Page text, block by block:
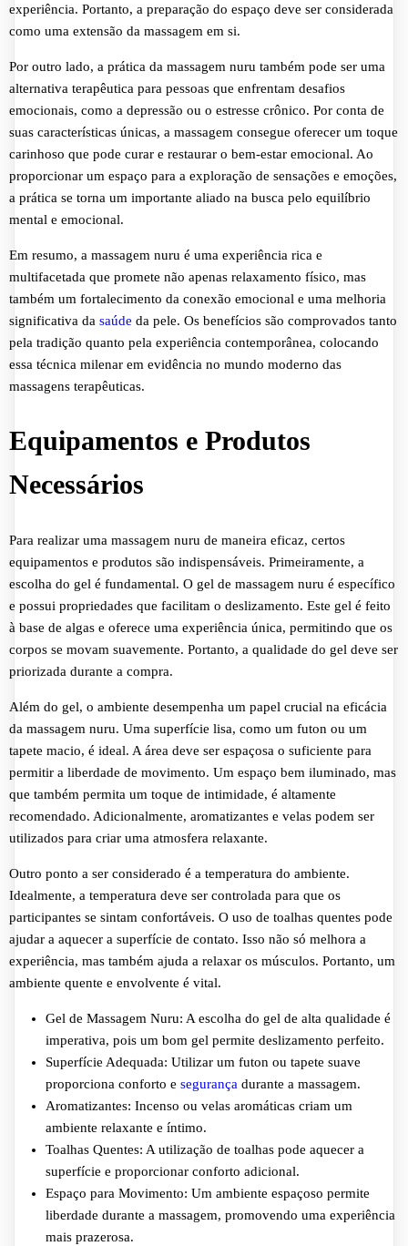
experiência. Portanto, a preparação do espaço deve ser considerada
como uma extensão da massagem em si.
Por outro lado, a prática da massagem nuru também pode ser uma
alternativa terapêutica para pessoas que enfrentam desafios
emocionais, como a depressão ou o estresse crônico. Por conta de
suas características únicas, a massagem consegue oferecer um toque
carinhoso que pode curar e restaurar o bem-estar emocional. Ao
proporcionar um espaço para a exploração de sensações e emoções,
a prática se torna um importante aliado na busca pelo equilíbrio
mental e emocional.
Em resumo, a massagem nuru é uma experiência rica e
multifacetada que promete não apenas relaxamento físico, mas
também um fortalecimento da conexão emocional e uma melhoria
significativa da saúde da pele. Os benefícios são comprovados tanto
pela tradição quanto pela experiência contemporânea, colocando
essa técnica milenar em evidência no mundo moderno das
massagens terapêuticas.
Equipamentos e Produtos
Necessários
Para realizar uma massagem nuru de maneira eficaz, certos
equipamentos e produtos são indispensáveis. Primeiramente, a
escolha do gel é fundamental. O gel de massagem nuru é específico
e possui propriedades que facilitam o deslizamento. Este gel é feito
à base de algas e oferece uma experiência única, permitindo que os
corpos se movam suavemente. Portanto, a qualidade do gel deve ser
priorizada durante a compra.
Além do gel, o ambiente desempenha um papel crucial na eficácia
da massagem nuru. Uma superfície lisa, como um futon ou um
tapete macio, é ideal. A área deve ser espaçosa o suficiente para
permitir a liberdade de movimento. Um espaço bem iluminado, mas
que também permita um toque de intimidade, é altamente
recomendado. Adicionalmente, aromatizantes e velas podem ser
utilizados para criar uma atmosfera relaxante.
Outro ponto a ser considerado é a temperatura do ambiente.
Idealmente, a temperatura deve ser controlada para que os
participantes se sintam confortáveis. O uso de toalhas quentes pode
ajudar a aquecer a superfície de contato. Isso não só melhora a
experiência, mas também ajuda a relaxar os músculos. Portanto, um
ambiente quente e envolvente é vital.
Gel de Massagem Nuru: A escolha do gel de alta qualidade é
imperativa, pois um bom gel permite deslizamento perfeito.
Superfície Adequada: Utilizar um futon ou tapete suave
proporciona conforto e segurança durante a massagem.
Aromatizantes: Incenso ou velas aromáticas criam um
ambiente relaxante e íntimo.
Toalhas Quentes: A utilização de toalhas pode aquecer a
superfície e proporcionar conforto adicional.
Espaço para Movimento: Um ambiente espaçoso permite
liberdade durante a massagem, promovendo uma experiência
mais prazerosa.